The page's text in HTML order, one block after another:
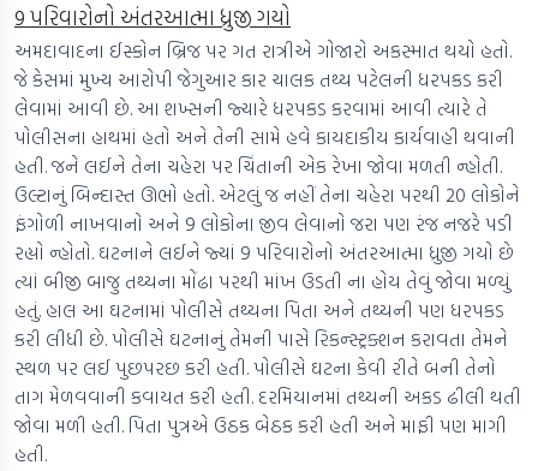
9 પરિવારોનો અંતરઆત્મા ધ્રુજી ગયો
અમદાવાદના ઈસ્કોન બ્રિજ પર ગત રાત્રીએ ગોજારો અકસ્માત થયો હતો.
જે કેસમાં મુખ્ય આરોપી જેગુઆર કાર ચાલક તથ્ય પટેલની ધરપકડ કરી
લેવામાં આવી છે. આ શખ્સની જ્યારે ધરપકડ કરવામાં આવી ત્યારે તે
પોલીસના હાથમાં હતો અને તેની સામે હવે કાયદાકીય કાર્યવાહી થવાની
હતી. જને લઈને તેના ચહેરા પર ચિંતાની એક રેખા જોવા મળતી ન્હોતી.
ઉલ્ટાનું બિન્દાસ્ત ઊભો હતો. એટલું જ નહીં તેના ચહેરા પરથી 20 લોકોને
ફંગોળી નાખવાનો અને 9 લોકોના જીવ લેવાનો જરા પણ રંજ નજરે પડી
રહ્યો ન્હોતો. ઘટનાને લઈને જ્યાં 9 પરિવારોનો અંતરઆત્મા ધ્રુજી ગયો છે
ત્યાં બીજી બાજુ તથ્યના મોંઢા પરથી માંખ ઉડતી ના હોય તેવું જોવા મળ્યું
હતું. હાલ આ ઘટનામાં પોલીસે તથ્યના પિતા અને તથ્યની પણ ધરપકડ
કરી લીધી છે. પોલીસે ઘટનાનું તેમની પાસે રિકન્સ્ટ્રક્શન કરાવતા તેમને
સ્થળ પર લઈ પુછપરછ કરી હતી. પોલીસે ઘટના કેવી રીતે બની તેનો
તાગ મેળવવાની કવાયત કરી હતી. દરમિયાનમાં તથ્યની અકડ ઢીલી થતી
જોવા મળી હતી. પિતા પુત્રએ ઉઠક બેઠક કરી હતી અને માફી પણ માગી
હતી.